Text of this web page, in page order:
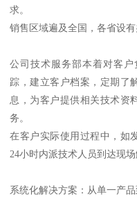
求。
销售区域遍及全国，各省设
公司技术服务部本着对客
踪，建立客户档案，定期了
息，为客户提供相关技术资
务。
在客户实际使用过程中，如
24小时内派技术人员到达现场
系统化解决方案：从单一产